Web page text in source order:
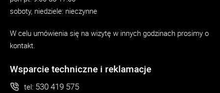
soboty, niedziele: nieczynne
W celu umówienia się na wizytę w innych godzinach prosimy o
kontakt.
Wsparcie techniczne i reklamacje
tel: 530 419 575